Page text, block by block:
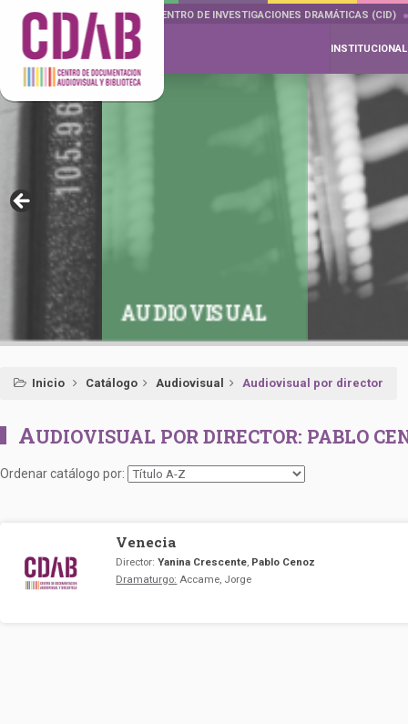
DOCUMENTA DRAMÁTICAS CENTRO DE INVESTIGACIONES DRAMÁTICAS (CID)
INSTITUCIONAL
AUDIOVISUAL
Inicio Catálogo Audiovisual Audiovisual por director
AUDIOVISUAL POR DIRECTOR: PABLO
Ordenar catálogo por:
Venecia
Director:Yanina Crescente, Pablo Cenoz
Dramaturgo: Accame, Jorge